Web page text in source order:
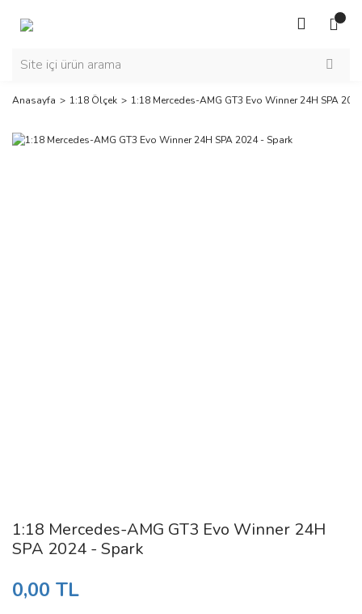
Anasayfa 1:18 Ölçek 1:18 Mercedes-AMG GT3 Evo Winner 24H SPA
1:18 Mercedes-AMG GT3 Evo Winner 24H
SPA 2024 - Spark
0,00 TL